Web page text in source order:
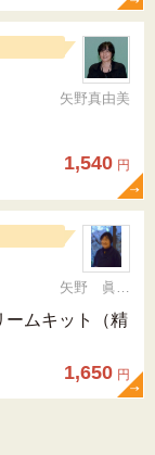
矢野真由美
1,540 円
矢野 眞由美
ームキット（精
1,650 円